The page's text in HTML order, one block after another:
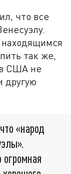
что все
находящимся
так же,
США не
другую
«народ